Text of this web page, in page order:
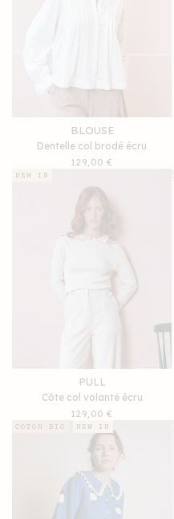
BLOUSE
Dentelle col brodé écru
Prix
129,00 €
PULL
Côte col volanté écru
Prix
habituel
129,00 €
NEW IN
COTON BIO NEW IN